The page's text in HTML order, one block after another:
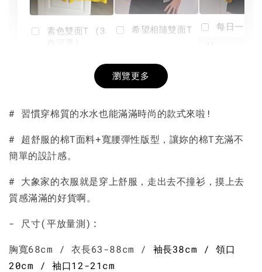
素色雙面T (3
+
希望相隨雙面T
NT$ 190
-
每日一笑
瀏覽更多
# 習慣穿棉質的水水也能滿滿時尚的款式來啦!
# 超舒服的棉T面料+寬腰彈性版型，讓妳的棉T充滿不
簡單的設計感。
# 大象家的衣服就是穿上舒服，走出去不撞衫，摸上去
質感滿滿的好貨啊。
- 尺寸(平放量測):
胸寬68cm / 衣長63-88cm / 袖長38cm / 領口
20cm / 袖口12-21cm